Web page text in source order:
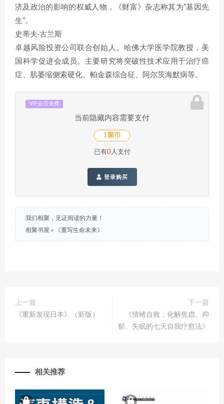
济及政治的影响的权威人物，《财富》杂志称其为“基因先
生”。
史蒂夫·古兰斯
卓越风险投资公司联合创始人。哈佛大学医学院教授，美
国科学促进会成员。主要研究将突破性技术应用于治疗癌
症、肌萎缩侧索硬化、帕金森综合征、阿尔茨海默病等。
VIP会员免费
当前隐藏内容需要支付
1聚币
已有0人支付
登录购买
我们相聚，见证阅读的力量！
相聚书屋 » 《重写生命未来》
上一篇
《重新发现日本》（新版）
下一篇
《情绪自救：化解焦虑、抑
郁、失眠的七天自我疗愈法》
相关推荐